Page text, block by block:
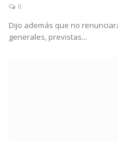
0
Dijo además que no
generales, previstas...